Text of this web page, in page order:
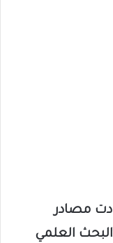
مصادر
العلمي